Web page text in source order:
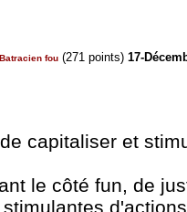
Batracien fou (271 points) 17-
capitaliser et
le côté fun, de